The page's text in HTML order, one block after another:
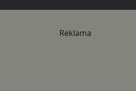
Reklama